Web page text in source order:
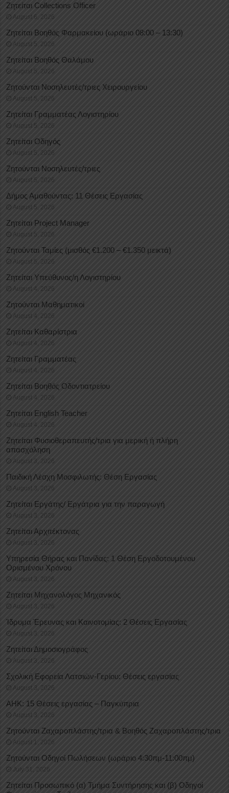
Ζητείται Collections Officer
August 6, 2026
Ζητείται Βοηθός Φαρμακείου (ωράριο 08:00 – 13:30)
August 5, 2026
Ζητείται Βοηθός Θαλάμου
August 5, 2026
Ζητούνται Νοσηλευτές/τριες Χειρουργείου
August 5, 2026
Ζητείται Γραμματέας Λογιστηρίου
August 5, 2026
Ζητείται Οδηγός
August 5, 2026
Ζητούνται Νοσηλευτές/τριες
August 5, 2026
Δήμος Αμαθούντας: 11 Θέσεις Εργασίας
August 5, 2026
Ζητείται Project Manager
August 5, 2026
Ζητούνται Ταμίες (μισθός €1.200 – €1.350 μεικτά)
August 5, 2026
Ζητείται Υπεύθυνος/η Λογιστηρίου
August 4, 2026
Ζητούνται Μαθηματικοί
August 4, 2026
Ζητείται Καθαρίστρια
August 4, 2026
Ζητείται Γραμματέας
August 4, 2026
Ζητείται Βοηθός Οδοντιατρείου
August 4, 2026
Ζητείται English Teacher
August 4, 2026
Ζητείται Φυσιοθεραπευτής/τρια για μερική ή πλήρη
απασχόληση
August 3, 2026
Παιδική Λέσχη Μοσφιλωτής: Θέση Εργασίας
August 3, 2026
Ζητείται Εργάτης/ Εργάτρια για την παραγωγή
August 3, 2026
Ζητείται Αρχιτέκτονας
August 3, 2026
Υπηρεσία Θήρας και Πανίδας: 1 Θέση Eργοδοτουμένου
Oρισμένου Xρόνου
August 3, 2026
Ζητείται Μηχανολόγος Μηχανικός
August 3, 2026
Ίδρυμα Έρευνας και Καινοτομίας: 2 Θέσεις Εργασίας
August 3, 2026
Ζητείται Δημοσιογράφος
August 3, 2026
Σχολική Εφορεία Λατσιών-Γερίου: Θέσεις εργασίας
August 3, 2026
ΑΗΚ: 15 Θέσεις εργασίας – Παγκύπρια
August 3, 2026
Ζητούνται Ζαχαροπλάστης/τρια & Βοηθός Ζαχαροπλάστης/τρια
August 1, 2026
Ζητούνται Οδηγοί Πωλήσεων (ωράριο 4:30πμ-11:00πμ)
July 31, 2026
Ζητείται Προσωπικό (α) Τμήμα Συντήρησης και (β) Οδηγοί